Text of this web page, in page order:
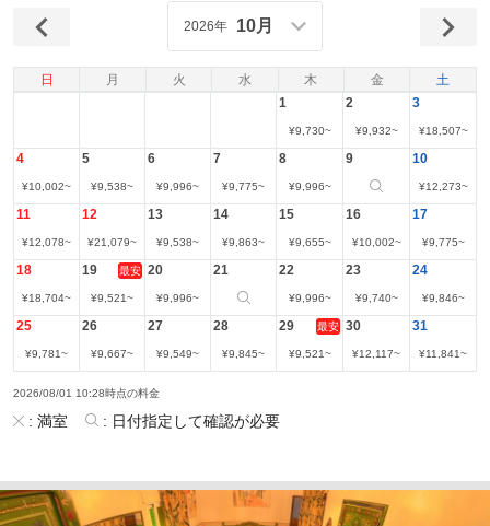
日 月 火 水 木 金 土
2026年 10月
1
¥9,730~
2
¥9,932~
3
¥18,507~
4
¥10,002~
5
¥9,538~
6
¥9,996~
7
¥9,775~
8
¥9,996~
9 10
¥12,273~
11
¥12,078~
12
¥21,079~
13
¥9,538~
14
¥9,863~
15
¥9,655~
16
¥10,002~
17
¥9,775~
18
¥18,704~
19 最安
¥9,521~
20
¥9,996~
21 22
¥9,996~
23
¥9,740~
24
¥9,846~
25
¥9,781~
26
¥9,667~
27
¥9,549~
28
¥9,845~
29 最安
¥9,521~
30
¥12,117~
31
¥11,841~
2026/08/01 10:28時点の料金
: 満室 : 日付指定して確認が必要